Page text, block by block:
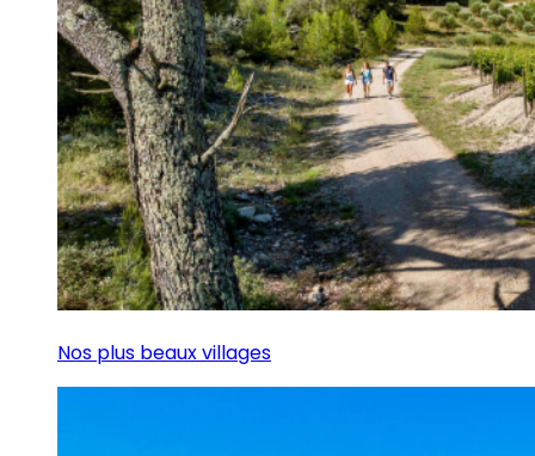
Nos plus beaux villages